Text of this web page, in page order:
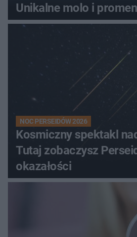
Unikalne molo i
NOC PERSEIDÓW 2026
Kosmiczny spektakl
Tutaj zobaczysz
okazałości